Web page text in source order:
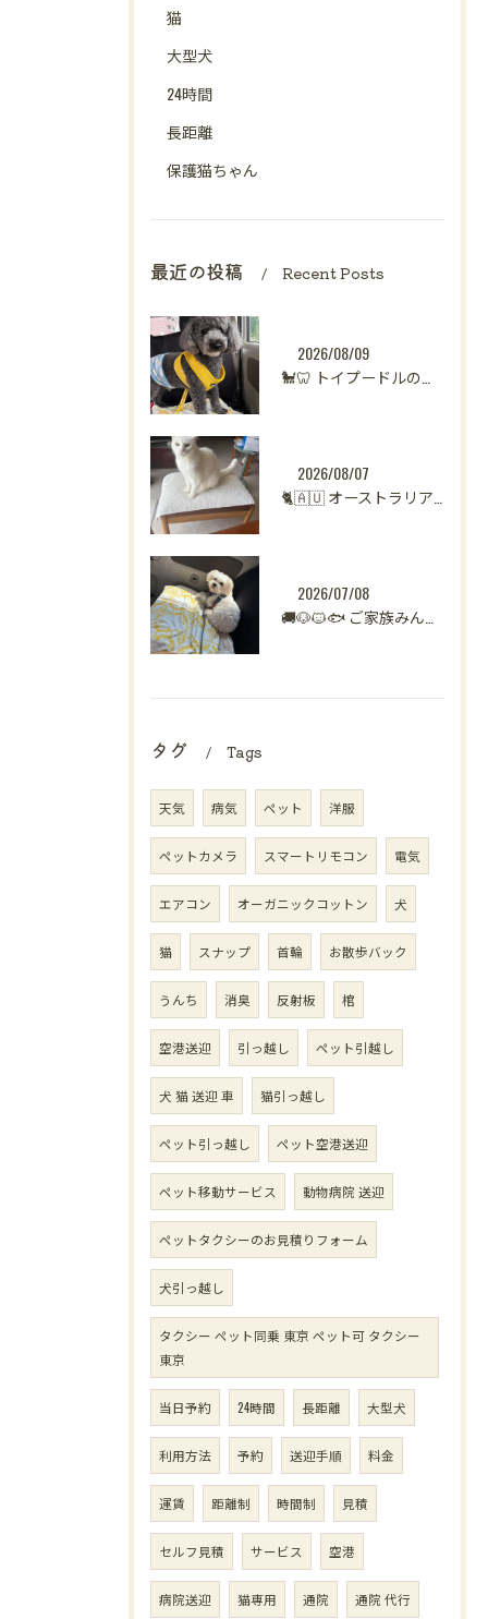
猫
大型犬
24時間
長距離
保護猫ちゃん
最近の投稿 Recent Posts
2026/08/09
2026/08/07
2026/07/08
タグ Tags
天気 病気 ペット 洋服
ペットカメラ スマートリモコン 電気
エアコン オーガニックコットン 犬
猫 スナップ 首輪 お散歩バック
うんち 消臭 反射板 棺
空港送迎 引っ越し ペット引越し
犬 猫 送迎 車 猫引っ越し
ペット引っ越し ペット空港送迎
ペット移動サービス 動物病院 送迎
ペットタクシーのお見積りフォーム
犬引っ越し
タクシー ペット同乗 東京 ペット可 タクシー
東京
当日予約 24時間 長距離 大型犬
利用方法 予約 送迎手順 料金
運賃 距離制 時間制 見積
セルフ見積 サービス 空港
病院送迎 猫専用 通院 通院 代行